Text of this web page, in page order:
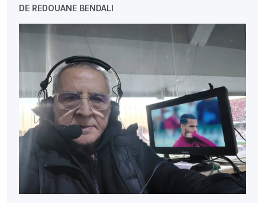
DE REDOUANE BENDALI